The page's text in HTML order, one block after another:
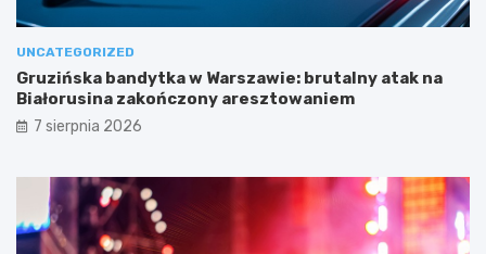
UNCATEGORIZED
Gruzińska bandytka w Warszawie: brutalny atak na
Białorusina zakończony aresztowaniem
7 sierpnia 2026